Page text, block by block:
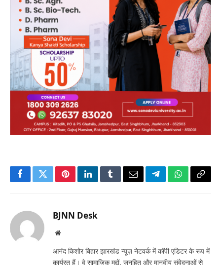
FacebookTwitterPinterestLinkedInTumblrEmailTelegramWhatsApp
Copy
BJNN Desk
Website
आनंद किशोर बिहार झारखंड न्यूज़ नेटवर्क में कॉपी एडिटर के रूप में
कार्यरत हैं। वे सामाजिक मुद्दों, जनहित और मानवीय संवेदनाओं से